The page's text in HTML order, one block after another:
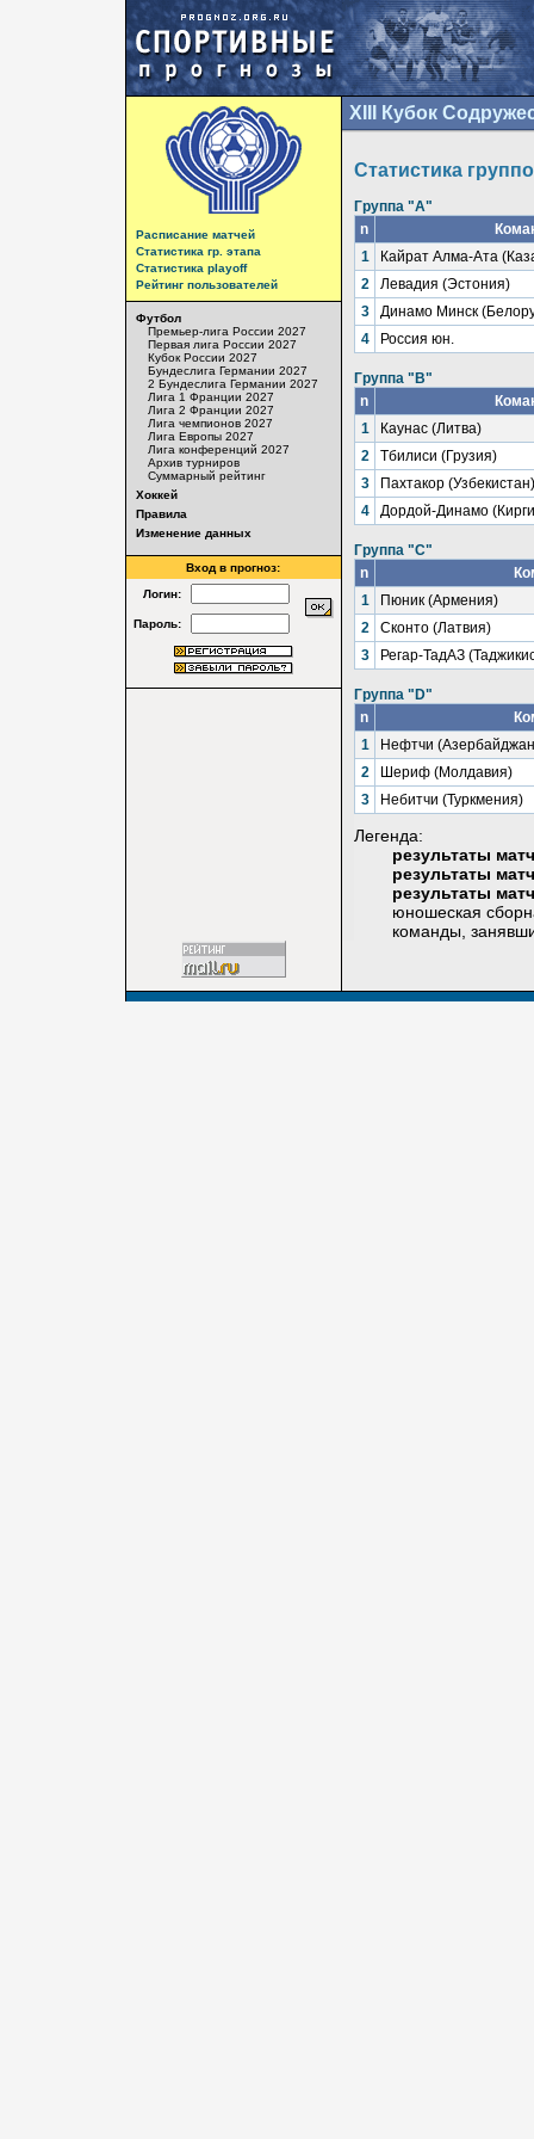
Расписание матчей
Статистика гр. этапа
Статистика playoff
Рейтинг пользователей
Футбол
Премьер-лига России 2027
Первая лига России 2027
Кубок России 2027
Бундеслига Германии 2027
2 Бундеслига Германии 2027
Лига 1 Франции 2027
Лига 2 Франции 2027
Лига чемпионов 2027
Лига Европы 2027
Лига конференций 2027
Архив турниров
Суммарный рейтинг
Хоккей
Правила
Изменение данных
Вход в прогноз:
Логин:
Пароль:
XIII Кубок
Статистика
Группа "A"
n
1
Кайрат Алма-Ата
2
Левадия (Эстония)
3
Динамо Минск
4
Россия юн.
Группа "B"
n
1
Каунас (Литва)
2
Тбилиси (Грузия)
3
Пахтакор (Узбекистан)
4
Дордой-Динамо
Группа "C"
n
1
Пюник (Армения)
2
Сконто (Латвия)
3
Регар-ТадАЗ
Группа "D"
n
1
Нефтчи
2
Шериф (Молдавия)
3
Небитчи (Туркмения)
Легенда:
результаты
результаты
результаты
юношеская сборная
команды, занявшие